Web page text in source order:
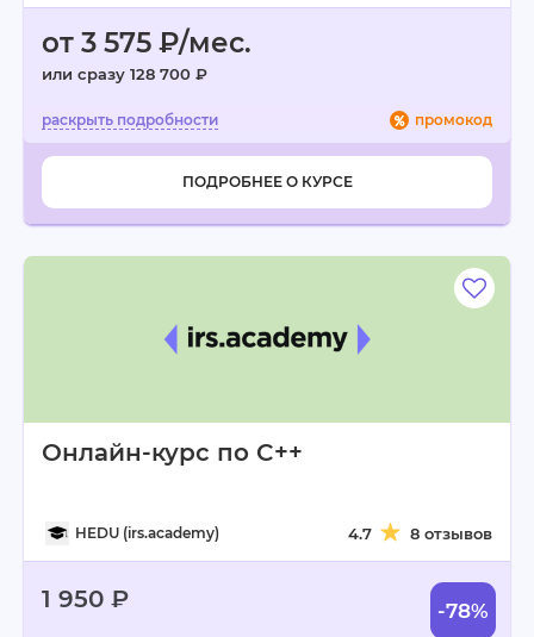
от 3 575 ₽/мес.
или сразу 128 700 ₽
промокод
ПОДРОБНЕЕ О КУРСЕ
Онлайн-курс по C++
HEDU (irs.academy) 4.7 8 отзывов
1 950 ₽ -78%